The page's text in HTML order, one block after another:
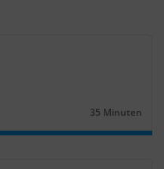
Dauer:
35 Minuten